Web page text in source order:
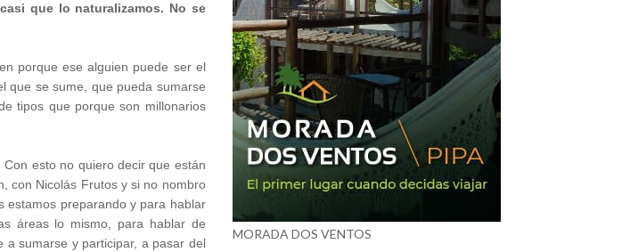
que lo naturalizamos. No se
porque ese alguien puede ser el
que se sume, que pueda sumarse
tipos que porque son millonarios
esto no quiero decir que están
con Nicolás Frutos y si no nombro
estamos preparando y para hablar
áreas lo mismo, para hablar de
sumarse y participar, a pasar del
MORADA DOS VENTOS